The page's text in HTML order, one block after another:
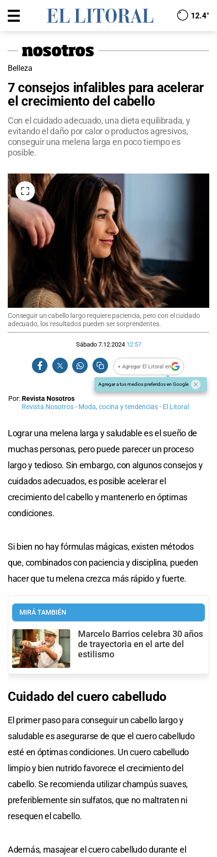
12.4°
Belleza
7 consejos infalibles para acelerar
el crecimiento del cabello
Con el cuidado adecuado, una dieta equilibrada, y
evitando el daño por calor o productos agresivos,
conseguir una melena larga en poco tiempo es
posible.
Conseguir un cabello largo requiere paciencia, pero con el cuidado
adecuado, los resultados pueden ser sorprendentes.
Sábado 7.12.2024 12:57
+ Agregar El Litoral en
Agregar a tus medios preferidos en Google
Por:Revista Nosotros
Revista Nosotros - Moda, cocina y tendencias - El Litoral
Lograr una melena larga y saludable es el sueño de
muchas personas, pero puede parecer un proceso
largo y tedioso. Sin embargo, con algunos consejos y
cuidados adecuados, es posible acelerar el
crecimiento del cabello y mantenerlo en óptimas
condiciones.
Si bien no hay fórmulas mágicas, existen métodos
que, combinados con paciencia y disciplina, pueden
hacer que tu melena crezca más rápido y fuerte.
MIRÁ TAMBIÉN
Marcelo Barrios celebra 30 años
de trayectoria en el arte del
estilismo
Cuidado del cuero cabelludo
El primer paso para conseguir un cabello largo y
saludable es asegurarse de que el cuero cabelludo
esté en óptimas condiciones. Un cuero cabelludo
limpio y bien nutrido favorece el crecimiento del
cabello. Se recomienda utilizar champús suaves,
preferiblemente sin sulfatos, que no maltraten ni
resequen el cabello.
Además, masajear el cuero cabelludo durante el